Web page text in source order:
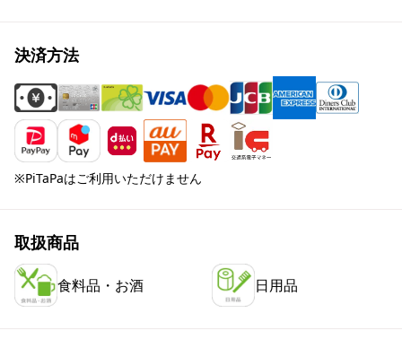
決済方法
※PiTaPaはご利用いただけません
取扱商品
食料品・お酒 日用品